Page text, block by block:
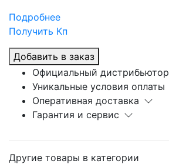
Подробнее
Получить Кп
Добавить в заказ
Официальный дистрибьютор
Уникальные условия оплаты
Оперативная доставка
Гарантия и сервис
Другие товары в категории